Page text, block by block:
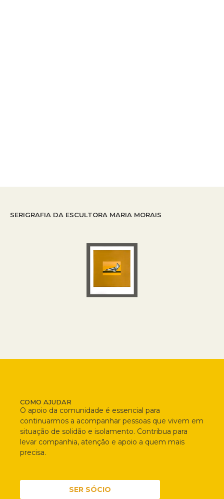
SERIGRAFIA DA ESCULTORA MARIA MORAIS
COMO AJUDAR
O apoio da comunidade é essencial para
continuarmos a acompanhar pessoas que vivem em
situação de solidão e isolamento. Contribua para
levar companhia, atenção e apoio a quem mais
precisa.
SER SÓCIO